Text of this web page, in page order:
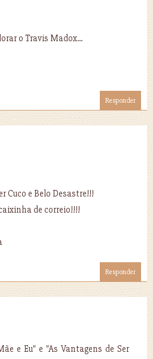
o Travis Madox...
Responder
Cuco e Belo Desastre!!!
de correio!!!!
Responder
e Eu" e "As Vantagens de Ser